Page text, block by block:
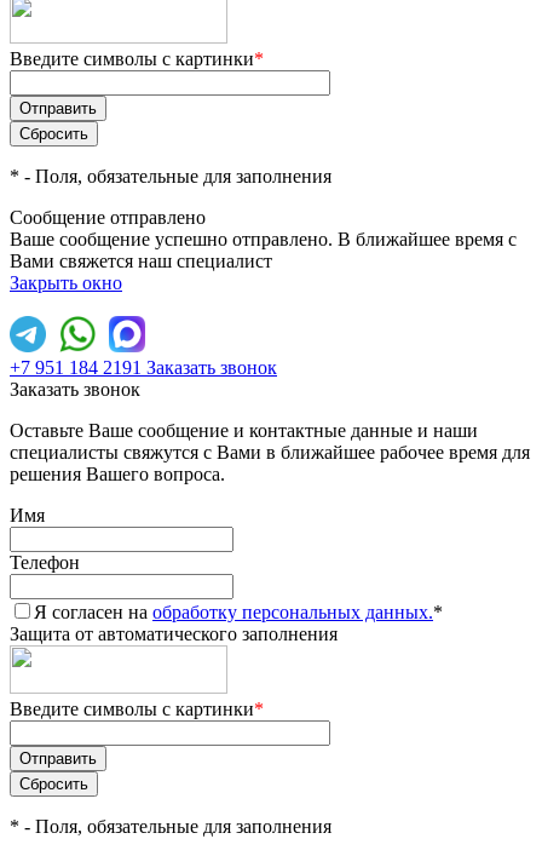
Введите символы с картинки*
* - Поля, обязательные для заполнения
Сообщение отправлено
Ваше сообщение успешно отправлено. В ближайшее время с
Вами свяжется наш специалист
Закрыть окно
+7 951 184 2191 Заказать звонок
Заказать звонок
Оставьте Ваше сообщение и контактные данные и наши
специалисты свяжутся с Вами в ближайшее рабочее время для
решения Вашего вопроса.
Имя
Телефон
Я согласен на обработку персональных данных.*
Защита от автоматического заполнения
Введите символы с картинки*
* - Поля, обязательные для заполнения